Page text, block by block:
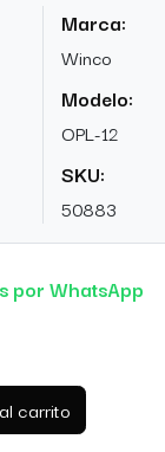
Marca:
Winco
Modelo:
OPL-12
SKU:
50883
por WhatsApp
carrito